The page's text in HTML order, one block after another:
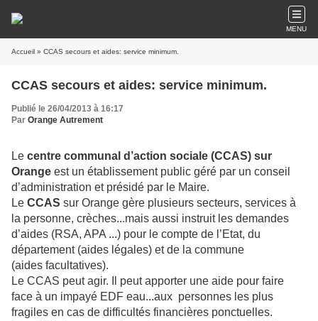
MENU
Accueil » CCAS secours et aides: service minimum.
CCAS secours et aides: service minimum.
Publié le 26/04/2013 à 16:17
Par Orange Autrement
Le centre communal d’action sociale (CCAS) sur
Orange est un établissement public géré par un conseil
d’administration et présidé par le Maire.
Le CCAS sur Orange gère plusieurs secteurs, services à
la personne, crèches...mais aussi instruit les demandes
d’aides (RSA, APA ...) pour le compte de l’Etat, du
département (aides légales) et de la commune
(aides facultatives).
Le CCAS peut agir. Il peut apporter une aide pour faire
face à un impayé EDF eau...aux personnes les plus
fragiles en cas de difficultés financières ponctuelles.